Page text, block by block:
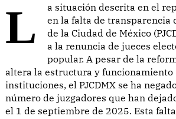
La situación descrita en el reportaje se centra
en la falta de transparencia
de la Ciudad de México
a la renuncia de jueces
popular. A pesar de la
altera la estructura y funcionamiento
instituciones, el PJCDMX se ha
número de juzgadores que han
el 1 de septiembre de 2025. Esta